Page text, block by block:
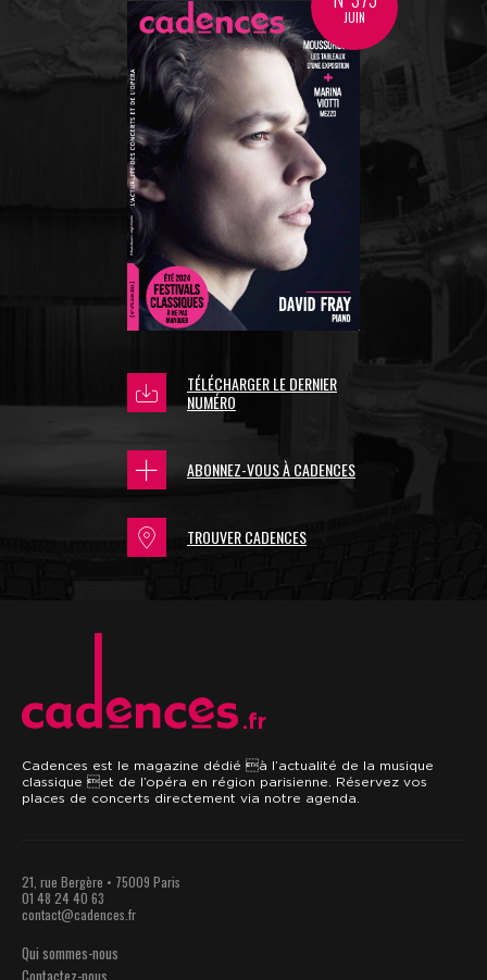
JUIN
TÉLÉCHARGER LE DERNIER
NUMÉRO
ABONNEZ-VOUS À CADENCES
TROUVER CADENCES
.fr
Cadences est le magazine dédié à l’actualité de la musique
classique et de l’opéra en région parisienne. Réservez vos
places de concerts directement via notre agenda.
21, rue Bergère • 75009 Paris
01 48 24 40 63
contact@cadences.fr
Qui sommes-nous